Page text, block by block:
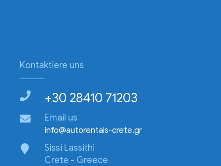
Kontaktiere uns
+30 28410 71203
Email us
info@autorentals-crete.gr
Sissi Lassithi
Crete - Greece